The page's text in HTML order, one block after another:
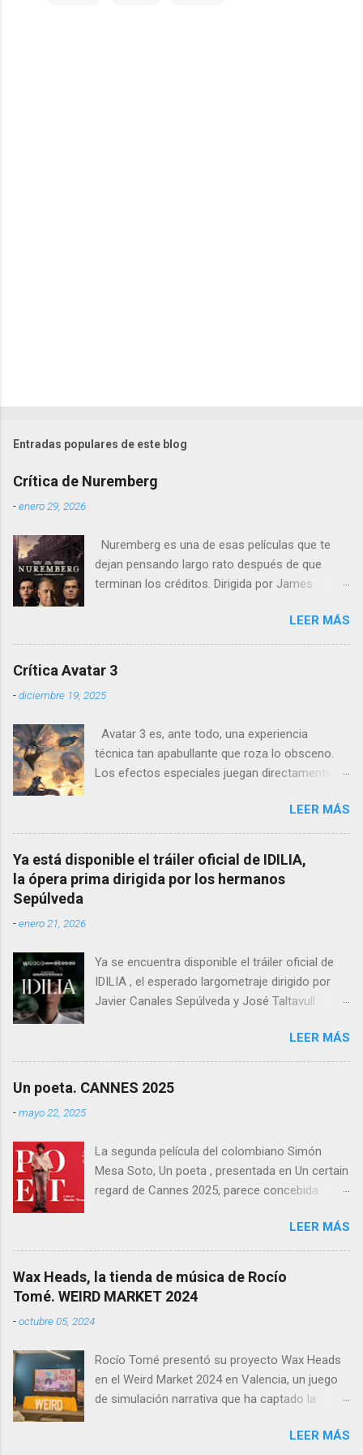
Entradas populares de este blog
Crítica de Nuremberg
-enero 29, 2026
Nuremberg es una de esas películas que te
dejan pensando largo rato después de que
terminan los créditos. Dirigida por James
psicológico se sumerge en los juicios de
Núremberg tras la Segunda Guerra Mundial ,
entre un psiquiatra estadounidense y uno de
LEER MÁS
Crítica Avatar 3
-diciembre 19, 2025
Avatar 3 es, ante todo, una experiencia
técnica tan apabullante que roza lo obsceno.
Los efectos especiales juegan directamente en
otras películas, es que directamente parecen
inalcanzables para el resto del cine mundial
durante los próximos diez años. Todo es
perfecto, fluido, bello, imposible. Cameron
vuelve a demostrar que, si el cine fuera solo
LEER MÁS
Ya está disponible el tráiler oficial de IDILIA,
la ópera prima dirigida por los hermanos
Sepúlveda
-enero 21, 2026
Ya se encuentra disponible el tráiler oficial de
IDILIA , el esperado largometraje dirigido por
Javier Canales Sepúlveda y José Taltavull
próximo 27 de febrero . Tras un destacado
recorrido por festivales nacionales e
LEER MÁS
Un poeta. CANNES 2025
-mayo 22, 2025
La segunda película del colombiano Simón
Mesa Soto, Un poeta , presentada en Un certain
regard de Cannes 2025, parece concebida
sobre la creación artística, la decadencia
masculina, y la supuesta trascendencia de la
poesía en un mundo que no la necesita. Sin
narrativas que resultan más autoindulgentes
que efectivas. Rodada en 16mm, con un
formato 4:3 que busca evocar una estética de
anacronía de su protagonista y su universo
LEER MÁS
Wax Heads, la tienda de música de Rocío
Tomé. WEIRD MARKET 2024
-octubre 05, 2024
Rocío Tomé presentó su proyecto Wax Heads
en el Weird Market 2024 en Valencia, un juego
de simulación narrativa que ha captado la
viene precedido por el premio ganado en otro
LEER MÁS